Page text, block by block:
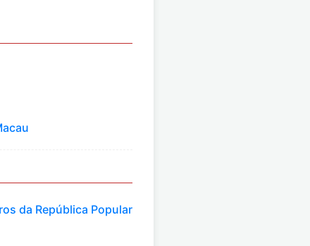
da República Popular